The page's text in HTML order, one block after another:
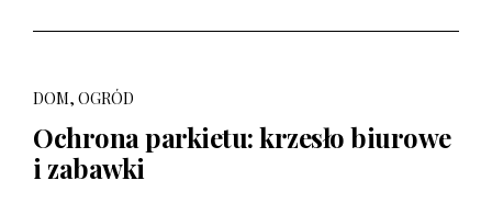
DOM, OGRÓD
Ochrona parkietu: krzesło biurowe
i zabawki